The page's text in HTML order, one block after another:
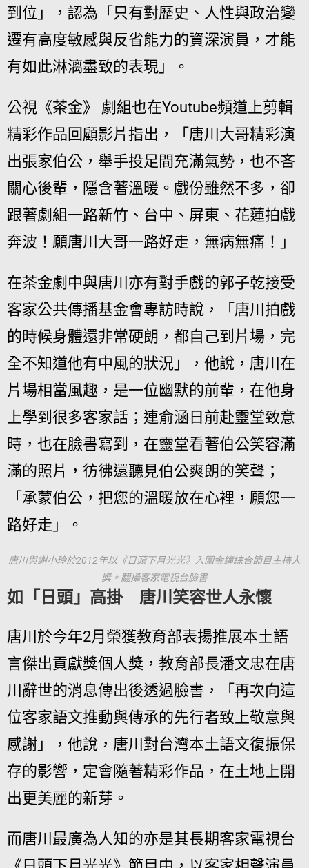
到位」，認為「只有對歷史、人性與政治變
遷有高度敏感與反省能力的資深演員，才能
有如此淋漓盡致的表現」。
公視《茶金》 劇組也在Youtube頻道上剪輯
精彩作品回顧影片指出，「唐川大哥精彩演
出張家伯公，舉手投足間充滿氣勢，也不吝
關心後輩，隱含著溫暖。戲份雖然不多，卻
跟著劇組一路新竹、台中、屏東、花蓮拍戲
奔波！願唐川大哥一路好走，無病無痛！」
在茶金劇中與唐川亦有對手戲的郭子乾接受
客家公共傳播基金會專訪時說，「唐川拍戲
的時候身體還非常硬朗，都自己到片場，完
全不知道他有中風的狀況」，他說，唐川在
片場相當風趣，是一位幽默的前輩，在他身
上學到很多客家話；連俞涵日前赴靈堂致意
時，也在臉書寫到，在靈堂看著伯公笑容滿
滿的照片，彷彿還聽見伯公爽朗的笑聲；
「承蒙伯公，把您的溫暖放在心裡，願您一
路好走」。
唐川與謝小玲於2012年以《日頭下月光光》入圍金鐘綜合節目主持人
獎。翻攝客家電視台臉書
如「日頭」高掛 唐川笑容世人永懷
唐川於今年2月榮獲教育部表揚推展本土語
言傑出貢獻獎個人獎，教育部長潘文忠在唐
川辭世的消息傳出後透過臉書，「再次向這
位客家語文推動與傳承的先行者致上敬意與
感謝」，他說，唐川對台灣本土語文復振保
存的影響，定會隨著精彩作品，在土地上開
出更美麗的新芽。
而唐川最廣為人知的亦是其長期客家電視台